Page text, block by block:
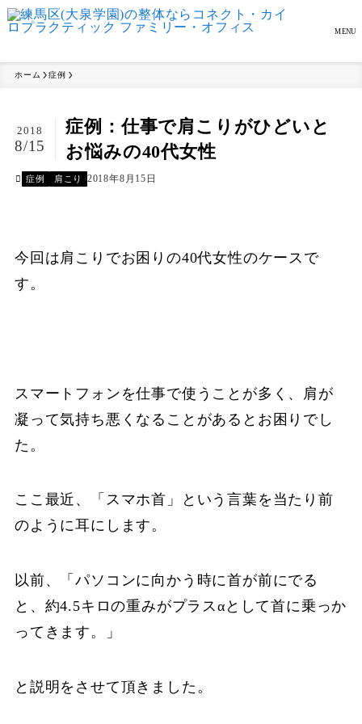
MENU
ホーム 症例
症例：仕事で肩こりがひどいと
お悩みの40代女性
2018
8/15
症例 肩こり 2018年8月15日
今回は肩こりでお困りの40代女性のケースで
す。
スマートフォンを仕事で使うことが多く、肩が
凝って気持ち悪くなることがあるとお困りでし
た。
ここ最近、「スマホ首」という言葉を当たり前
のように耳にします。
以前、「パソコンに向かう時に首が前にでる
と、約4.5キロの重みがプラスαとして首に乗っか
ってきます。」
と説明をさせて頂きました。